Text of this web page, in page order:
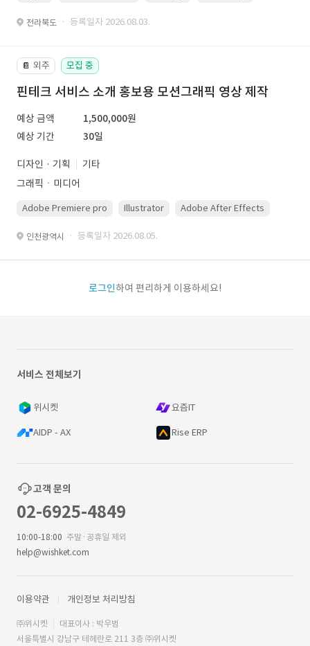
전라북도 · 등록일자 2026.08.03.
📔 외주 모집 중
핀테크 서비스 소개 홍보용 모션그래픽 영상 제작
예상 금액
1,500,000원
예상 기간
30일
디자인 · 기획
기타
그래픽ㆍ미디어
Adobe Premiere pro Illustrator Adobe After Effects
인천광역시 · 등록일자 2026.08.05.
로그인하여 편리하게 이용하세요!
서비스 전체보기
위시켓 요즘IT
AIDP - AX Rise ERP
고객 문의
02-6925-4849
10:00-18:00 주말·공휴일 제외
help@wishket.com
이용약관 개인정보 처리방침
㈜위시켓
대표이사 : 박우범
서울특별시 강남구 테헤란로 211 3층 ㈜위시켓